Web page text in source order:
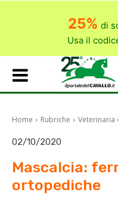
25% di
Usa il
Home Rubriche Veterinaria
02/10/2020
Mascalcia:
ortopediche